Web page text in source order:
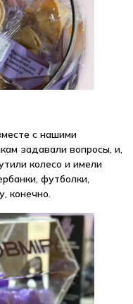
с нашими
задавали вопросы, и,
колесо и имели
футболки,
конечно.